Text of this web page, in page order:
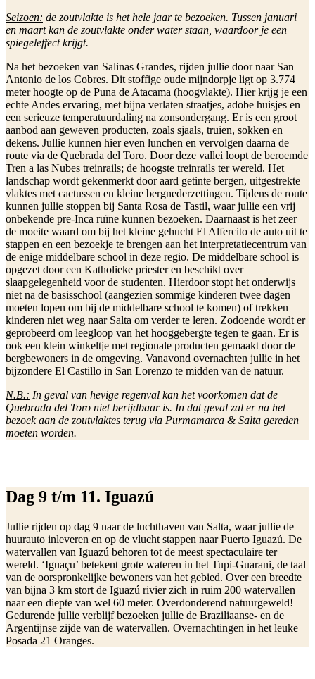
Seizoen: de zoutvlakte is het hele jaar te bezoeken. Tussen januari
en maart kan de zoutvlakte onder water staan, waardoor je een
spiegeleffect krijgt.
Na het bezoeken van Salinas Grandes, rijden jullie door naar San
Antonio de los Cobres. Dit stoffige oude mijndorpje ligt op 3.774
meter hoogte op de Puna de Atacama (hoogvlakte). Hier krijg je een
echte Andes ervaring, met bijna verlaten straatjes, adobe huisjes en
een serieuze temperatuurdaling na zonsondergang. Er is een groot
aanbod aan geweven producten, zoals sjaals, truien, sokken en
dekens. Jullie kunnen hier even lunchen en vervolgen daarna de
route via de Quebrada del Toro. Door deze vallei loopt de beroemde
Tren a las Nubes treinrails; de hoogste treinrails ter wereld. Het
landschap wordt gekenmerkt door aard getinte bergen, uitgestrekte
vlaktes met cactussen en kleine bergnederzettingen. Tijdens de route
kunnen jullie stoppen bij Santa Rosa de Tastil, waar jullie een vrij
onbekende pre-Inca ruïne kunnen bezoeken. Daarnaast is het zeer
de moeite waard om bij het kleine gehucht El Alfercito de auto uit te
stappen en een bezoekje te brengen aan het interpretatiecentrum van
de enige middelbare school in deze regio. De middelbare school is
opgezet door een Katholieke priester en beschikt over
slaapgelegenheid voor de studenten. Hierdoor stopt het onderwijs
niet na de basisschool (aangezien sommige kinderen twee dagen
moeten lopen om bij de middelbare school te komen) of trekken
kinderen niet weg naar Salta om verder te leren. Zodoende wordt er
geprobeerd om leegloop van het hooggebergte tegen te gaan. Er is
ook een klein winkeltje met regionale producten gemaakt door de
bergbewoners in de omgeving. Vanavond overnachten jullie in het
bijzondere El Castillo in San Lorenzo te midden van de natuur.
N.B.: In geval van hevige regenval kan het voorkomen dat de
Quebrada del Toro niet berijdbaar is. In dat geval zal er na het
bezoek aan de zoutvlaktes terug via Purmamarca & Salta gereden
moeten worden.
Dag 9 t/m 11. Iguazú
Jullie rijden op dag 9 naar de luchthaven van Salta, waar jullie de
huurauto inleveren en op de vlucht stappen naar Puerto Iguazú. De
watervallen van Iguazú behoren tot de meest spectaculaire ter
wereld. ‘Iguaçu’ betekent grote wateren in het Tupi-Guarani, de taal
van de oorspronkelijke bewoners van het gebied. Over een breedte
van bijna 3 km stort de Iguazú rivier zich in ruim 200 watervallen
naar een diepte van wel 60 meter. Overdonderend natuurgeweld!
Gedurende jullie verblijf bezoeken jullie de Braziliaanse- en de
Argentijnse zijde van de watervallen. Overnachtingen in het leuke
Posada 21 Oranges.